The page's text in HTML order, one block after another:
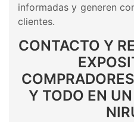
informadas y generen
clientes.
CONTACTO Y
Y TODO EN